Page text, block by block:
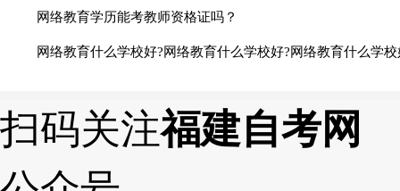
网络教育学历能考教师资格证吗？
网络教育什么学校好?网络教育什么学校好?网络教育什么学
扫码关注福建自考网